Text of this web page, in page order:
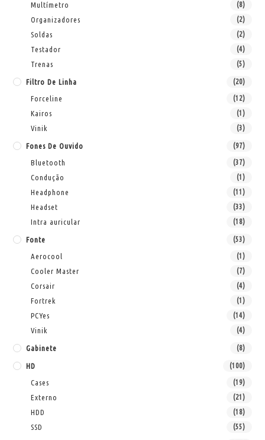
Multímetro (8)
Organizadores (2)
Soldas (2)
Testador (4)
Trenas (5)
Filtro De Linha (20)
Forceline (12)
Kairos (1)
Vinik (3)
Fones De Ouvido (97)
Bluetooth (37)
Condução (1)
Headphone (11)
Headset (33)
Intra auricular (18)
Fonte (53)
Aerocool (1)
Cooler Master (7)
Corsair (4)
Fortrek (1)
PCYes (14)
Vinik (4)
Gabinete (8)
HD (100)
Cases (19)
Externo (21)
HDD (18)
SSD (55)